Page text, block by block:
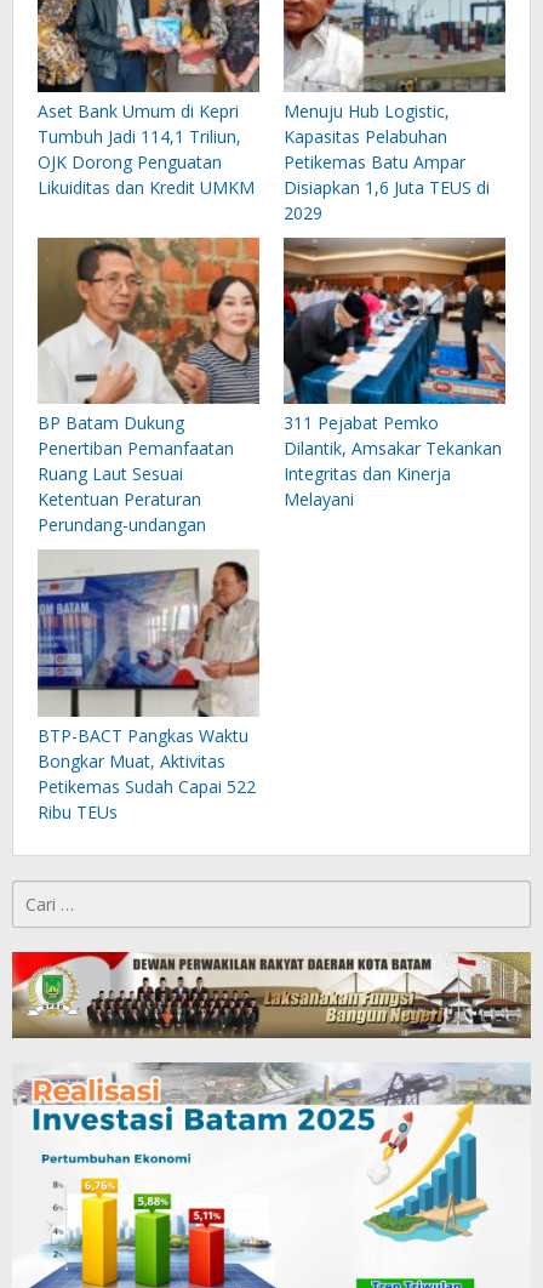
Aset Bank Umum di Kepri
Tumbuh Jadi 114,1 Triliun,
OJK Dorong Penguatan
Likuiditas dan Kredit UMKM
Menuju Hub Logistic,
Kapasitas Pelabuhan
Petikemas Batu Ampar
Disiapkan 1,6 Juta TEUS di
2029
BP Batam Dukung
Penertiban Pemanfaatan
Ruang Laut Sesuai
Ketentuan Peraturan
Perundang-undangan
311 Pejabat Pemko
Dilantik, Amsakar Tekankan
Integritas dan Kinerja
Melayani
BTP-BACT Pangkas Waktu
Bongkar Muat, Aktivitas
Petikemas Sudah Capai 522
Ribu TEUs
untuk: